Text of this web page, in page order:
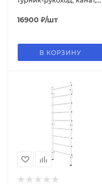
16900 ₽/шт
В КОРЗИНУ